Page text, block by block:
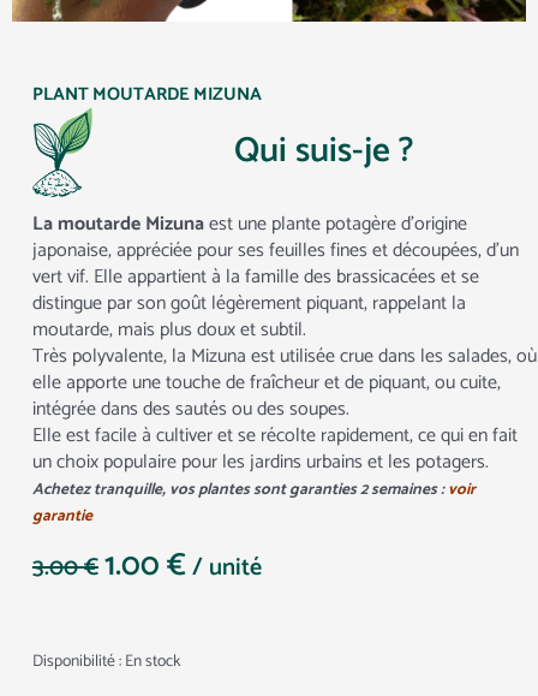
PLANT MOUTARDE MIZUNA
Qui suis-je ?
La moutarde Mizunaest une plante potagère d’origine
japonaise, appréciée pour ses feuilles fines et découpées, d’un
vert vif. Elle appartient à la famille des brassicacées et se
distingue par son goût légèrement piquant, rappelant la
moutarde, mais plus doux et subtil.
Très polyvalente, la Mizuna est utilisée crue dans les salades, où
elle apporte une touche de fraîcheur et de piquant, ou cuite,
intégrée dans des sautés ou des soupes.
Elle est facile à cultiver et se récolte rapidement, ce qui en fait
un choix populaire pour les jardins urbains et les potagers.
Achetez tranquille, vos plantes sont garanties 2 semaines :voir
garantie
3.00€Le
était :
3.00 €.
1.00€Le/ unité
Disponibilité :En stock
Quantity